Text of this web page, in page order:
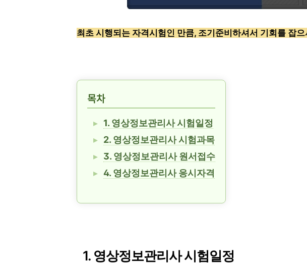
최초 시행되는 자격시험인 만큼, 조기준비하셔서 기회를 잡
목차
1. 영상정보관리사 시험일정
2. 영상정보관리사 시험과목
3. 영상정보관리사 원서접수
4. 영상정보관리사 응시자격
1. 영상정보관리사 시험일정